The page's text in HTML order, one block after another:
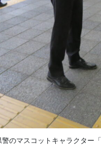
のマスコットキャラクター